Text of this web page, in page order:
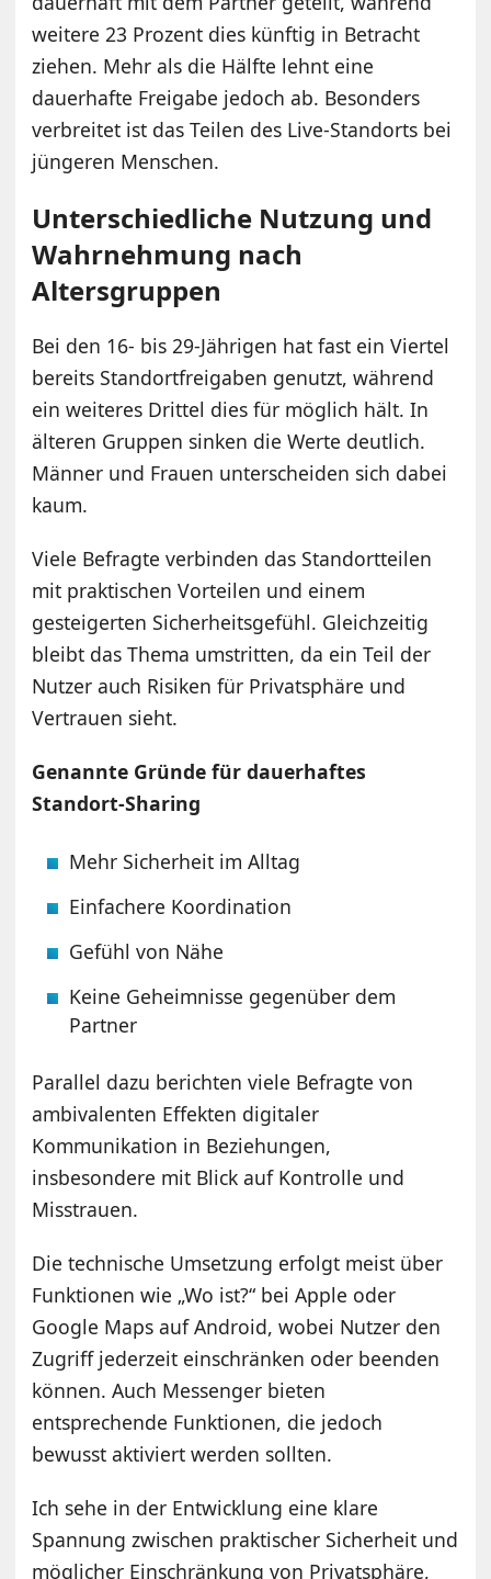
weitere 23 Prozent dies künftig in Betracht
ziehen. Mehr als die Hälfte lehnt eine
dauerhafte Freigabe jedoch ab. Besonders
verbreitet ist das Teilen des Live-Standorts bei
jüngeren Menschen.
Unterschiedliche Nutzung und
Wahrnehmung nach
Altersgruppen
Bei den 16- bis 29-Jährigen hat fast ein Viertel
bereits Standortfreigaben genutzt, während
ein weiteres Drittel dies für möglich hält. In
älteren Gruppen sinken die Werte deutlich.
Männer und Frauen unterscheiden sich dabei
kaum.
Viele Befragte verbinden das Standortteilen
mit praktischen Vorteilen und einem
gesteigerten Sicherheitsgefühl. Gleichzeitig
bleibt das Thema umstritten, da ein Teil der
Nutzer auch Risiken für Privatsphäre und
Vertrauen sieht.
Genannte Gründe für dauerhaftes
Standort-Sharing
Mehr Sicherheit im Alltag
Einfachere Koordination
Gefühl von Nähe
Keine Geheimnisse gegenüber dem
Partner
Parallel dazu berichten viele Befragte von
ambivalenten Effekten digitaler
Kommunikation in Beziehungen,
insbesondere mit Blick auf Kontrolle und
Misstrauen.
Die technische Umsetzung erfolgt meist über
Funktionen wie „Wo ist?“ bei Apple oder
Google Maps auf Android, wobei Nutzer den
Zugriff jederzeit einschränken oder beenden
können. Auch Messenger bieten
entsprechende Funktionen, die jedoch
bewusst aktiviert werden sollten.
Ich sehe in der Entwicklung eine klare
Spannung zwischen praktischer Sicherheit und
möglicher Einschränkung von Privatsphäre,